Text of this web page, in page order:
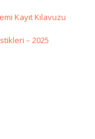
Kayıt Kılavuzu
– 2025